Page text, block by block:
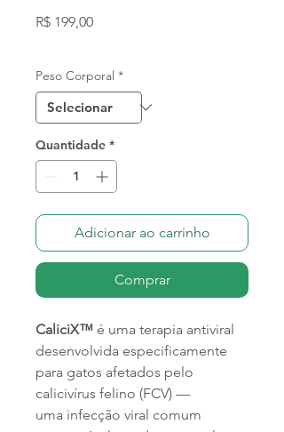
R$ 199,00Preço
Peso Corporal *
Quantidade *
Adicionar ao carrinho
Comprar
CaliciX™ é uma terapia antiviral
desenvolvida especificamente
para gatos afetados pelo
calicivírus felino (FCV) —
uma infecção viral comum